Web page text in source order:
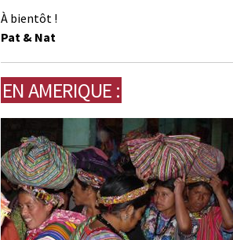
À bientôt !
Pat & Nat
EN AMERIQUE :